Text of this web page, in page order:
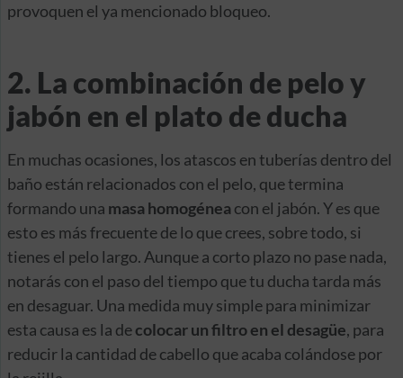
provoquen el ya mencionado bloqueo.
2. La combinación de pelo y
jabón en el plato de ducha
En muchas ocasiones, los atascos en tuberías dentro del
baño están relacionados con el pelo, que termina
formando una masa homogénea con el jabón. Y es que
esto es más frecuente de lo que crees, sobre todo, si
tienes el pelo largo. Aunque a corto plazo no pase nada,
notarás con el paso del tiempo que tu ducha tarda más
en desaguar. Una medida muy simple para minimizar
esta causa es la decolocar un filtro en el desagüe, para
reducir la cantidad de cabello que acaba colándose por